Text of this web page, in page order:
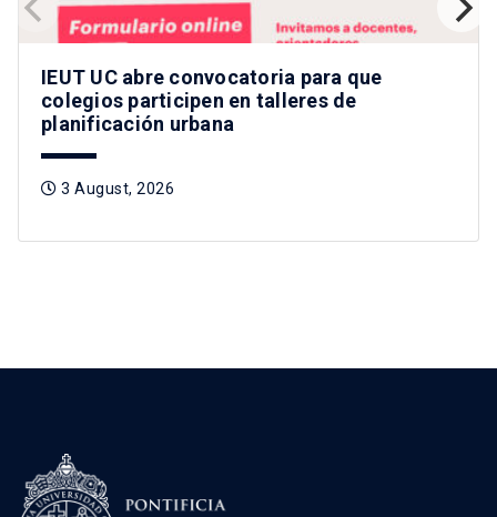
IEUT UC abre convocatoria para que
colegios participen en talleres de
planificación urbana
3 August, 2026